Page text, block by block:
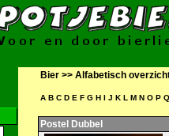
Bier >> Alfabetisch
A B C D E F G H I J K L M N O P Q
Postel Dubbel